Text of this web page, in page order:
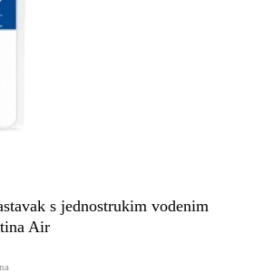
s jednostrukim vodenim
Air